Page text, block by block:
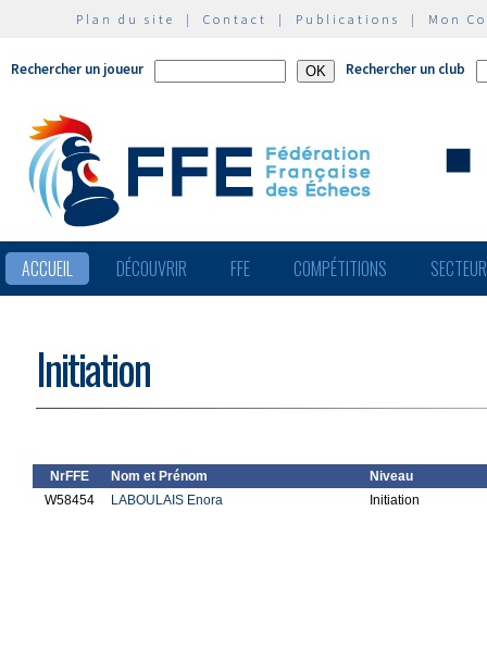
Plan du site | Contact | Publications | Mon
Rechercher un joueur Rechercher un club
ACCUEIL DÉCOUVRIR FFE COMPÉTITIONS
Initiation
NrFFE Nom et Prénom
Niveau
W58454
LABOULAIS Enora Initiation